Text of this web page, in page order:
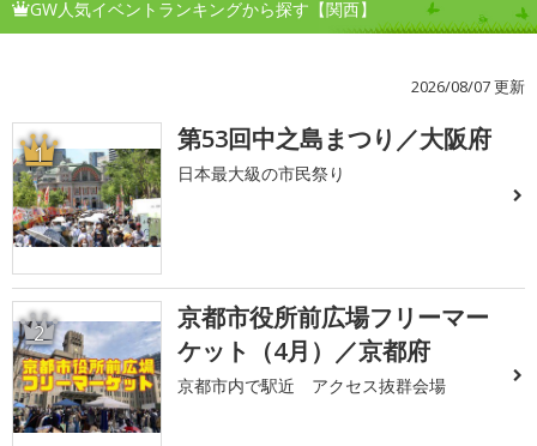
GW人気イベントランキングから探す【関西】
2026/08/07 更新
1 第53回中之島まつり／大阪府
日本最大級の市民祭り
2
京都市役所前広場フリーマー
ケット（4月）／京都府
京都市内で駅近 アクセス抜群会場